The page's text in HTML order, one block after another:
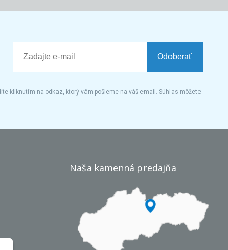
Odoberať
kliknutím na odkaz, ktorý vám pošleme na váš email. Súhlas môžete
Naša kamenná predajňa